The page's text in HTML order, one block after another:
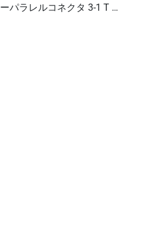
ーパラレルコネクタ 3-1 T 分